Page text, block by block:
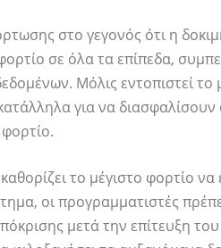
στο γεγονός ότι η
σε όλα τα επίπεδα,
Μόλις εντοπιστεί το
για να
το μέγιστο φορτίο να
οι προγραμματιστές
μετά την επίτευξη